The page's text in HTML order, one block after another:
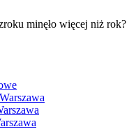
minęło więcej niż rok?